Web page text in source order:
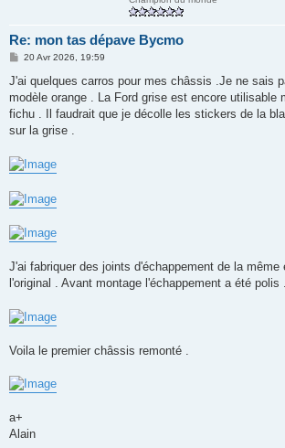
Re: mon tas dépave Bycmo
M
s
a
g
20 Avr 2026, 19:59
J'ai quelques carros pour mes châssis .Je ne sais
modèle orange . La Ford grise est encore utilisable
fichu . Il faudrait que je décolle les stickers de la
sur la grise .
J'ai fabriquer des joints d'échappement de la même
l'original . Avant montage l'échappement a été polis .
Voila le premier châssis remonté .
a+
Alain